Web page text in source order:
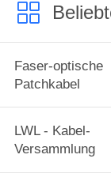
LWL
Faser-optische
Patchkabel
LWL - Kabel-
Versammlung